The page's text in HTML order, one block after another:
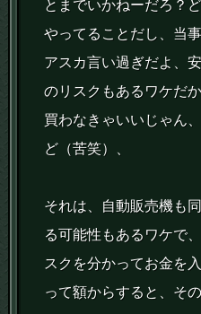
とまでいかねーだろ？
やってることだし、当
アスカ言い過ぎだよ、
のリスクもあるワケだ
買わなきゃいいじゃん
ど（苦笑）、
それは、自動販売機も
る可能性もあるワケで
スクを分かってお金を
って額からすると、そ